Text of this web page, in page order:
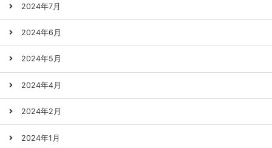
2024年7月
2024年6月
2024年5月
2024年4月
2024年2月
2024年1月